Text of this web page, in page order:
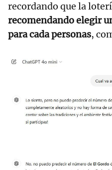
recordando que la
recomendando elegir
para cada personas,